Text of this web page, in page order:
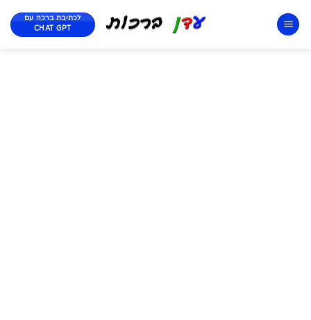
לכתיבת ברכה עם
CHAT GPT